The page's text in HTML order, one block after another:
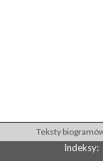
Teksty
Indeksy: